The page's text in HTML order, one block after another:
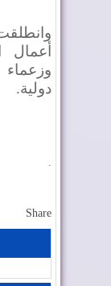
أعمال
دولية.
.
Share